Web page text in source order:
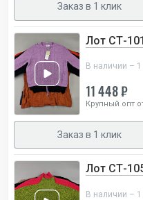
Заказ в 1 клик
Лот СТ-
В наличии –
11 448 ₽
Крупный опт
Заказ в 1 клик
Лот СТ-
В наличии –